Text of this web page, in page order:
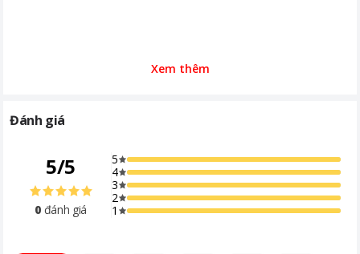
Xem thêm
Đánh giá
5/5
0 đánh giá
5
4
3
2
1